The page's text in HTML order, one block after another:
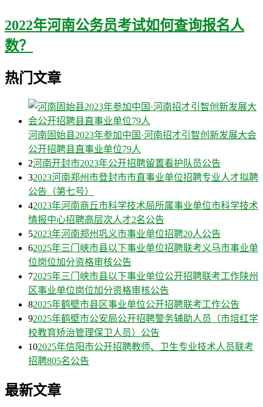
2022年河南公务员考试如何查询报名人
数？
热门文章
河南固始县2023年参加中国·河南招才引智创新发展大会
公开招聘县直事业单位79人
2河南开封市2023年公开招聘留置看护队员公告
32023河南郑州市登封市市直事业单位招聘专业人才拟聘
公告（第七号）
42023年河南商丘市科学技术局所属事业单位市科学技术
情报中心招聘高层次人才2名公告
52023年河南郑州巩义市事业单位招聘20人公告
62025年三门峡市县以下事业单位招聘联考义马市事业单
位岗位加分资格审核公告
72025年三门峡市县以下事业单位公开招聘联考工作陕州
区事业单位岗位加分资格审核公告
82025年鹤壁市县区事业单位公开招聘联考工作公告
92025年鹤壁市公安局公开招聘警务辅助人员（市培红学
校教育矫治管理保卫人员）公告
102025年信阳市公开招聘教师、卫生专业技术人员联考
招聘805名公告
最新文章